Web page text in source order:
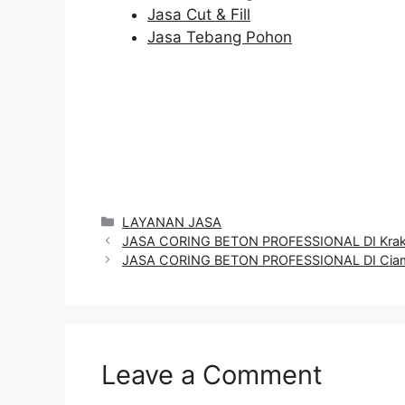
Jasa Cut & Fill
Jasa Tebang Pohon
Categories
LAYANAN JASA
JASA CORING BETON PROFESSIONAL DI
JASA CORING BETON PROFESSIONAL DI
Leave a Comment